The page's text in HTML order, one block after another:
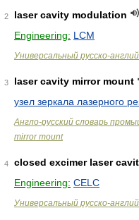
2
laser cavity modulation
Engineering: LCM
Универсальный русско-
3
laser cavity mirror mount
узел зеркала лазерного
Англо-русский словарь
mirror mount
4
closed excimer laser
Engineering: CELC
Универсальный русско-